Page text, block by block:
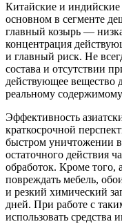
Китайские и
основном в сегменте
главный козырь —
концентрация
и главный риск. Не
состава и отсутствии
действующее вещество
реальному
Эффективность
краткосрочной
быстром уничтожении
остаточного действия
обработок. Кроме того,
повреждать мебель,
и резкий химический
дней. При работе с
использовать средства